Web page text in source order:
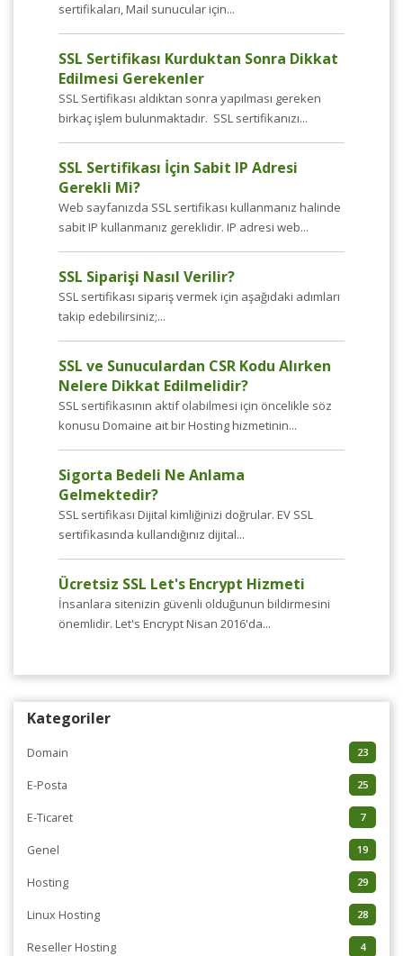
sertifikaları, Mail sunucular için...
SSL Sertifikası Kurduktan Sonra Dikkat
Edilmesi Gerekenler
SSL Sertifikası aldıktan sonra yapılması gereken
birkaç işlem bulunmaktadır. SSL sertifikanızı...
SSL Sertifikası İçin Sabit IP Adresi
Gerekli Mi?
Web sayfanızda SSL sertifikası kullanmanız halinde
sabit IP kullanmanız gereklidir. IP adresi web...
SSL Siparişi Nasıl Verilir?
SSL sertifikası sipariş vermek için aşağıdaki adımları
takip edebilirsiniz;...
SSL ve Sunuculardan CSR Kodu Alırken
Nelere Dikkat Edilmelidir?
SSL sertifikasının aktif olabilmesi için öncelikle söz
konusu Domaine ait bir Hosting hizmetinin...
Sigorta Bedeli Ne Anlama
Gelmektedir?
SSL sertifikası Dijital kimliğinizi doğrular. EV SSL
sertifikasında kullandığınız dijital...
Ücretsiz SSL Let's Encrypt Hizmeti
İnsanlara sitenizin güvenli olduğunun bildirmesini
önemlidir. Let's Encrypt Nisan 2016'da...
Kategoriler
23
Domain
25
E-Posta
7
E-Ticaret
19
Genel
29
Hosting
28
Linux Hosting
4
Reseller Hosting